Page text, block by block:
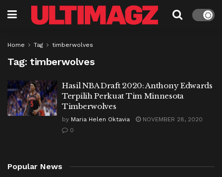
Home Tag timberwolves
Tag: timberwolves
Hasil NBA Draft 2020: Anthony Edwards
Terpilih Perkuat Tim Minnesota
Timberwolves
by Maria Helen Oktavia
NOVEMBER 28, 2020
0
Popular News